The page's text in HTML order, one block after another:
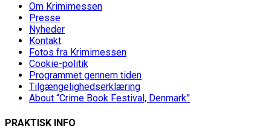
Om Krimimessen
Presse
Nyheder
Kontakt
Fotos fra Krimimessen
Cookie-politik
Programmet gennem tiden
Tilgængelighedserklæring
About “Crime Book Festival, Denmark”
PRAKTISK INFO